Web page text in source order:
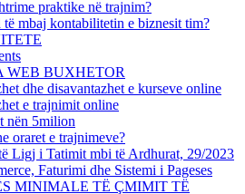
praktike në trajnim?
të mbaj kontabilitetin e biznesit tim?
WEB BUXHETOR
dhe disavantazhet e kurseve online
e trajnimit online
nën 5milion
oraret e trajnimeve?
Ligj i Tatimit mbi të Ardhurat, 29/2023
Faturimi dhe Sistemi i Pageses
MINIMALE TË ÇMIMIT TË